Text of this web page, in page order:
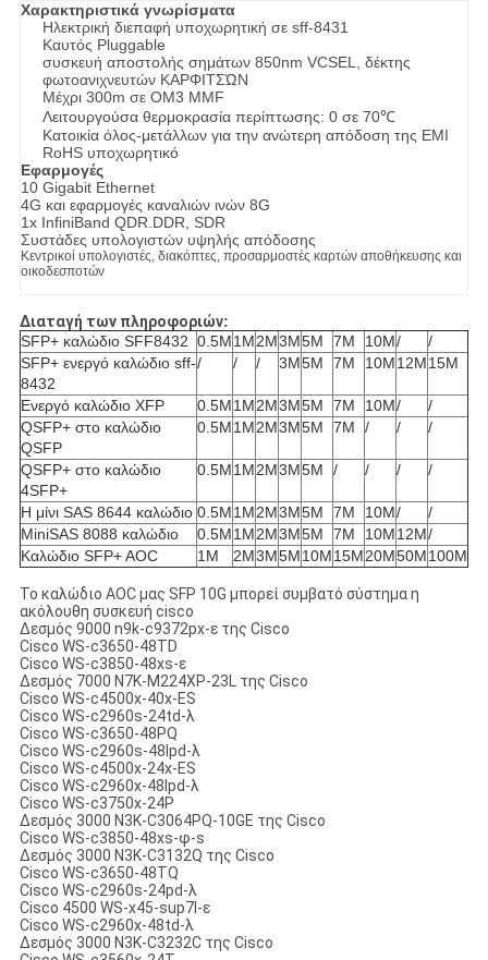
Χαρακτηριστικά γνωρίσματα
Ηλεκτρική διεπαφή υποχωρητική σε sff-8431
Καυτός Pluggable
συσκευή αποστολής σημάτων 850nm VCSEL, δέκτης
φωτοανιχνευτών ΚΑΡΦΙΤΣΏΝ
Μέχρι 300m σε OM3 MMF
Λειτουργούσα θερμοκρασία περίπτωσης: 0 σε 70℃
Κατοικία όλος-μετάλλων για την ανώτερη απόδοση της EMI
RoHS υποχωρητικό
Εφαρμογές
10 Gigabit Ethernet
4G και εφαρμογές καναλιών ινών 8G
1x InfiniBand QDR.DDR, SDR
Συστάδες υπολογιστών υψηλής απόδοσης
Κεντρικοί υπολογιστές, διακόπτες, προσαρμοστές καρτών αποθήκευσης και
οικοδεσποτών
Διαταγή των πληροφοριών:
SFP+ καλώδιο SFF8432 0.5M1M2M3M5M 7M 10M/
/
SFP+ ενεργό καλώδιο sff-
8432
/ / / 3M5M 7M 10M12M15M
Ενεργό καλώδιο XFP 0.5M1M2M3M5M 7M 10M/
/
QSFP+ στο καλώδιο
QSFP
0.5M1M2M3M5M 7M / / /
QSFP+ στο καλώδιο
4SFP+
0.5M1M2M3M5M / / / /
Η μίνι SAS 8644 καλώδιο 0.5M1M2M3M5M 7M 10M/
/
MiniSAS 8088 καλώδιο
0.5M1M2M3M5M 7M 10M12M/
Καλώδιο SFP+ AOC
1M 2M3M5M10M15M20M50M100M
Το καλώδιο AOC μας SFP 10G μπορεί συμβατό σύστημα η
ακόλουθη συσκευή cisco
Δεσμός 9000 n9k-c9372px-ε της Cisco
Cisco WS-c3650-48TD
Cisco WS-c3850-48xs-ε
Δεσμός 7000 N7K-M224XP-23L της Cisco
Cisco WS-c4500x-40x-ES
Cisco WS-c2960s-24td-λ
Cisco WS-c3650-48PQ
Cisco WS-c2960s-48lpd-λ
Cisco WS-c4500x-24x-ES
Cisco WS-c2960x-48lpd-λ
Cisco WS-c3750x-24P
Δεσμός 3000 N3K-C3064PQ-10GE της Cisco
Cisco WS-c3850-48xs-φ-s
Δεσμός 3000 N3K-C3132Q της Cisco
Cisco WS-c3650-48TQ
Cisco WS-c2960s-24pd-λ
Cisco 4500 WS-x45-sup7l-ε
Cisco WS-c2960x-48td-λ
Δεσμός 3000 N3K-C3232C της Cisco